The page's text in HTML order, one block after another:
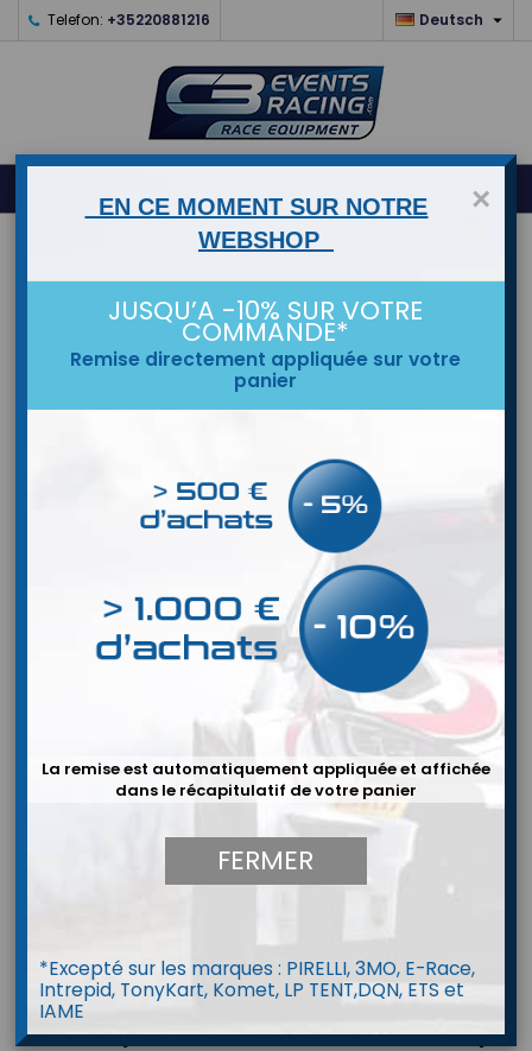
Telefon: +35220881216 Deutsch 
Kit Pompe a Essence Facet Red Top
×
EN CE MOMENT SUR NOTRE
WEBSHOP
JUSQU’A -10% SUR VOTRE
COMMANDE*
Remise directement appliquée sur votre
panier
La remise est automatiquement appliquée et affichée
dans le récapitulatif de votre panier
FERMER
*Excepté sur les marques : PIRELLI, 3MO, E-Race,
Intrepid, TonyKart, Komet, LP TENT,DQN, ETS et
IAME